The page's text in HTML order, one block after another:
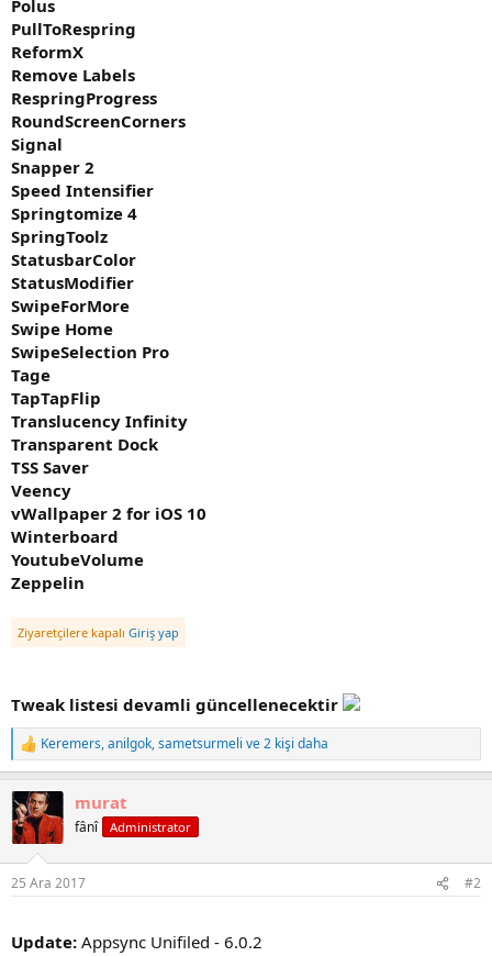
Polus
PullToRespring
ReformX
Remove Labels
RespringProgress
RoundScreenCorners
Signal
Snapper 2
Speed Intensifier
Springtomize 4
SpringToolz
StatusbarColor
StatusModifier
SwipeForMore
Swipe Home
SwipeSelection Pro
Tage
TapTapFlip
Translucency Infinity
Transparent Dock
TSS Saver
Veency
vWallpaper 2 for iOS 10
Winterboard
YoutubeVolume
Zeppelin
Ziyaretçilere kapalı Giriş yap
Tweak listesi devamli güncellenecektir
R
e
c
t
i
s
Keremers,anilgok,sametsurmeli ve 2 kişi daha
murat
fânî Administrator
25 Ara 2017 #2
Update: Appsync Unifiled - 6.0.2